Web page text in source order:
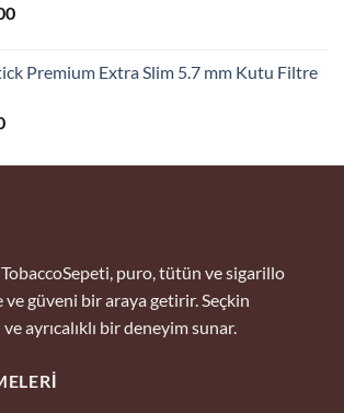
Premium Extra Slim 5.7 mm Kutu Filtre
puro, tütün ve sigarillo
güveni bir araya getirir. Seçkin
ayrıcalıklı bir deneyim sunar.